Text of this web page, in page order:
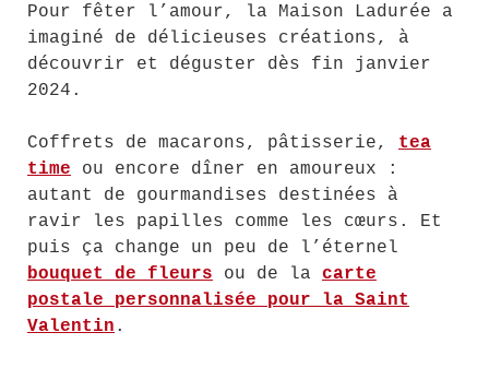
Pour fêter l’amour, la Maison Ladurée a
imaginé de délicieuses créations, à
découvrir et déguster dès fin janvier
2024.
Coffrets de macarons, pâtisserie, tea
time ou encore dîner en amoureux :
autant de gourmandises destinées à
ravir les papilles comme les cœurs. Et
puis ça change un peu de l’éternel
bouquet de fleurs ou de la carte
postale personnalisée pour la Saint
Valentin .